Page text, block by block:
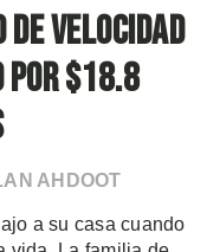
de velocidad
$18.8
AHDOOT
a su casa cuando